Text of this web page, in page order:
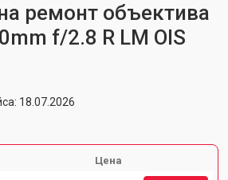
ремонт объектива
f/2.8 R LM OIS
18.07.2026
Цена